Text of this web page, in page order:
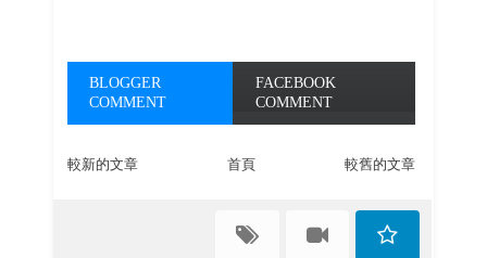
BLOGGER
COMMENT
FACEBOOK
COMMENT
較新的文章 較舊的文章
首頁